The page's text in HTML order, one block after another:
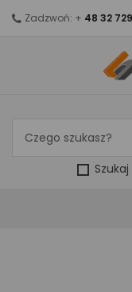
Zadzwoń: + 48 32